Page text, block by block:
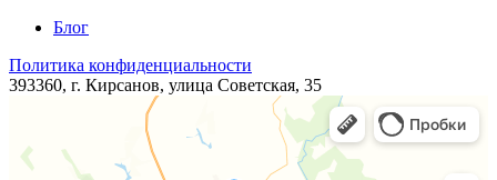
Блог
Политика конфиденциальности
393360, г. Кирсанов, ​​улица ​Советская, 35